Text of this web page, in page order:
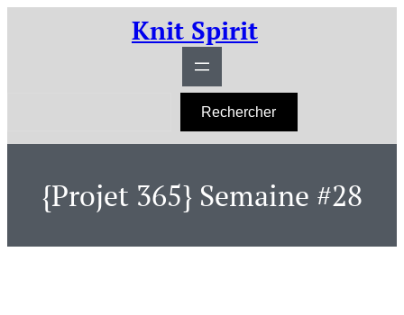
Knit Spirit
h
Rechercher
{Projet 365} Semaine #28